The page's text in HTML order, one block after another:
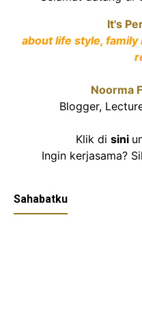
It's
about life style, family
Noorma
Blogger,
Klik di sini
Ingin kerjasama?
Sahabatku